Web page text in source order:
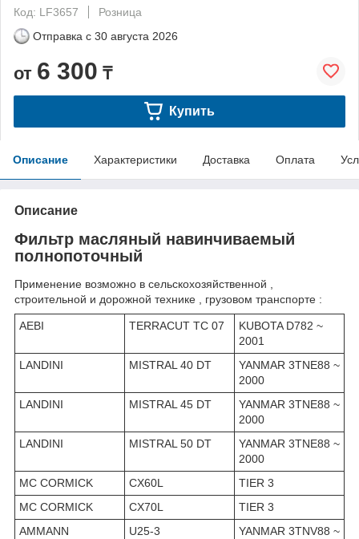
Код: LF3657
Розница
Отправка с 30 августа 2026
от 6 300 ₸
Купить
Описание Характеристики Доставка Оплата
Описание
Фильтр масляный навинчиваемый
полнопоточный
Применение возможно в сельскохозяйственной ,
строительной и дорожной технике , грузовом транспорте :
AEBI TERRACUT TC 07
KUBOTA D782 ~
2001
LANDINI
MISTRAL 40 DT
YANMAR 3TNE88 ~
2000
LANDINI
MISTRAL 45 DT
YANMAR 3TNE88 ~
2000
LANDINI
MISTRAL 50 DT
YANMAR 3TNE88 ~
2000
MC CORMICK
CX60L
TIER 3
MC CORMICK
CX70L
TIER 3
AMMANN
U25-3
YANMAR 3TNV88 ~